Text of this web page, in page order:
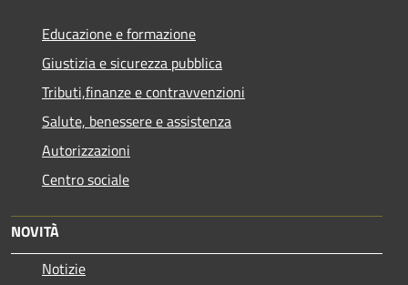
Educazione e formazione
Giustizia e sicurezza pubblica
Tributi,finanze e contravvenzioni
Salute, benessere e assistenza
Autorizzazioni
Centro sociale
NOVITÀ
Notizie